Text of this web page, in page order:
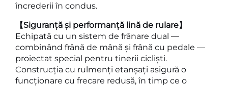
încrederii în condus.
【Siguranță și performanță lină de rulare】
Echipată cu un sistem de frânare dual —
combinând frână de mână și frână cu pedale —
proiectat special pentru tinerii cicliști.
Construcția cu rulmenți etanșați asigură o
funcționare cu frecare redusă, în timp ce o